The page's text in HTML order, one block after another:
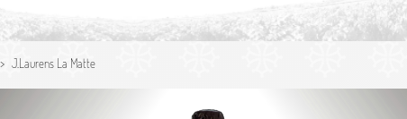
J.Laurens La Matte